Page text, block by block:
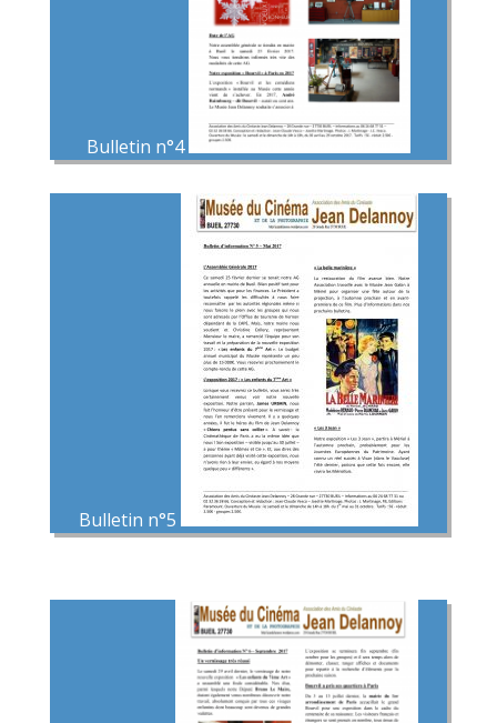
Bulletin n°4
Bulletin n°5